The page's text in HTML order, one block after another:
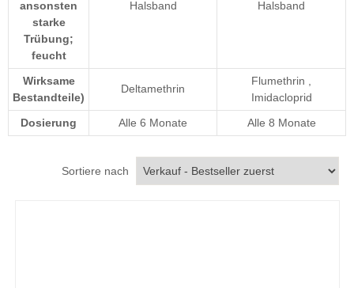
ansonsten
starke
Trübung;
feucht
Halsband Halsband
Wirksame
Bestandteile)
Deltamethrin
Flumethrin
Imidacloprid
Dosierung
Alle 6 Monate Alle 8 Monate
Sortiere nach